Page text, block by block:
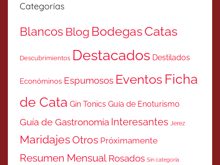
Categorías
Blancos Blog BodegasCatas
Descubrimientos Destacados Destilados
Económinos Espumosos Eventos Ficha
de Cata Gin Tonics Guía de Enoturismo
Guía de Gastronomía Interesantes Jerez
MaridajesOtros Próximamente
Resumen Mensual Rosados Sin categoría